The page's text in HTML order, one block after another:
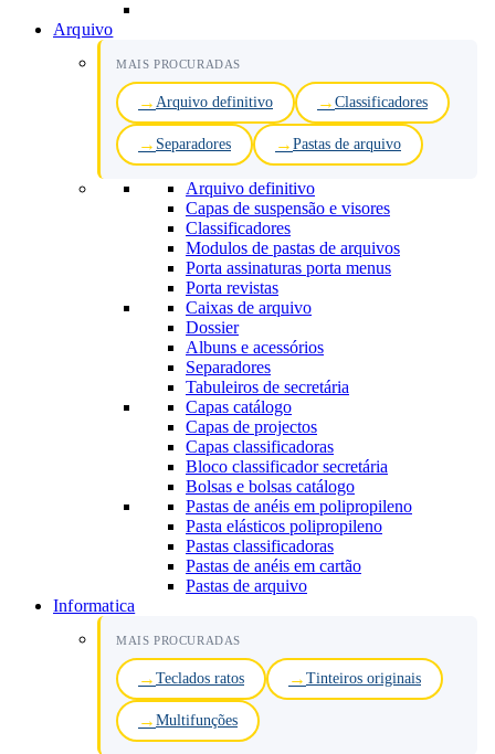
Arquivo
MAIS PROCURADAS
Arquivo definitivo Classificadores
Separadores Pastas de arquivo
Arquivo definitivo
Capas de suspensão e visores
Classificadores
Modulos de pastas de arquivos
Porta assinaturas porta menus
Porta revistas
Caixas de arquivo
Dossier
Albuns e acessórios
Separadores
Tabuleiros de secretária
Capas catálogo
Capas de projectos
Capas classificadoras
Bloco classificador secretária
Bolsas e bolsas catálogo
Pastas de anéis em polipropileno
Pasta elásticos polipropileno
Pastas classificadoras
Pastas de anéis em cartão
Pastas de arquivo
Informatica
MAIS PROCURADAS
Teclados ratos Tinteiros originais
Multifunções